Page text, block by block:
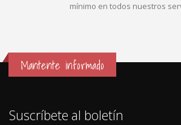
mínimo en todos nuestros
Mantente informado
Suscríbete al boletín